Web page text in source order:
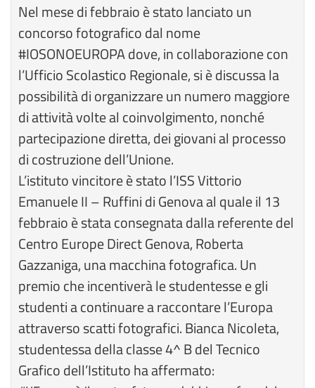
Nel mese di febbraio è stato lanciato un
concorso fotografico dal nome
#IOSONOEUROPA dove, in collaborazione con
l’Ufficio Scolastico Regionale, si è discussa la
possibilità di organizzare un numero maggiore
di attività volte al coinvolgimento, nonché
partecipazione diretta, dei giovani al processo
di costruzione dell’Unione.
L’istituto vincitore è stato l’ISS Vittorio
Emanuele II – Ruffini di Genova al quale il 13
febbraio è stata consegnata dalla referente del
Centro Europe Direct Genova, Roberta
Gazzaniga, una macchina fotografica. Un
premio che incentiverà le studentesse e gli
studenti a continuare a raccontare l’Europa
attraverso scatti fotografici. Bianca Nicoleta,
studentessa della classe 4^ B del Tecnico
Grafico dell’Istituto ha affermato: